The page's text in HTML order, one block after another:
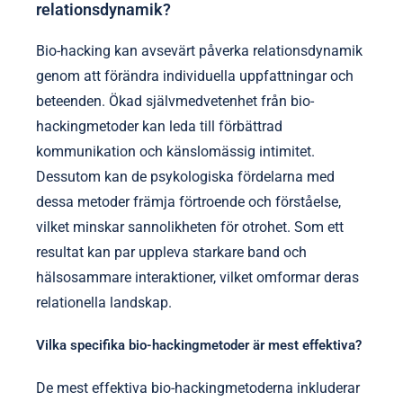
relationsdynamik?
Bio-hacking kan avsevärt påverka relationsdynamik
genom att förändra individuella uppfattningar och
beteenden. Ökad självmedvetenhet från bio-
hackingmetoder kan leda till förbättrad
kommunikation och känslomässig intimitet.
Dessutom kan de psykologiska fördelarna med
dessa metoder främja förtroende och förståelse,
vilket minskar sannolikheten för otrohet. Som ett
resultat kan par uppleva starkare band och
hälsosammare interaktioner, vilket omformar deras
relationella landskap.
Vilka specifika bio-hackingmetoder är mest effektiva?
De mest effektiva bio-hackingmetoderna inkluderar